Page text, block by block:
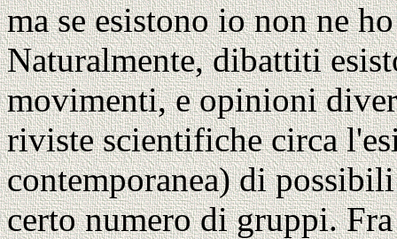
ma se esistono io non ne
Naturalmente, dibattiti
movimenti, e opinioni
riviste scientifiche circa
contemporanea) di
certo numero di gruppi.